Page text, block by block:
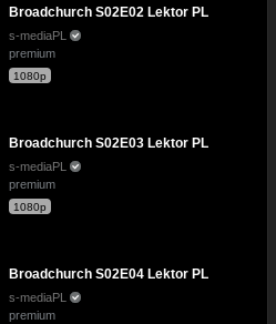
Broadchurch S02E02 Lektor PL
s-mediaPL
premium
1080p
Broadchurch S02E03 Lektor PL
s-mediaPL
premium
1080p
Broadchurch S02E04 Lektor PL
s-mediaPL
premium